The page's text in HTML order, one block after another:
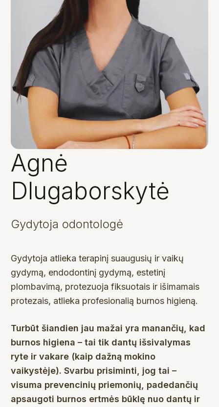
Agnė
Dlugaborskytė
Gydytoja odontologė
Gydytoja atlieka terapinį suaugusių ir vaikų
gydymą, endodontinį gydymą, estetinį
plombavimą, protezuoja fiksuotais ir išimamais
protezais, atlieka profesionalią burnos higieną.
Turbūt šiandien jau mažai yra manančių, kad
burnos higiena – tai tik dantų išsivalymas
ryte ir vakare (kaip dažną mokino
vaikystėje). Svarbu prisiminti, jog tai –
visuma prevencinių priemonių, padedančių
apsaugoti burnos ertmės būklę nuo dantų ir